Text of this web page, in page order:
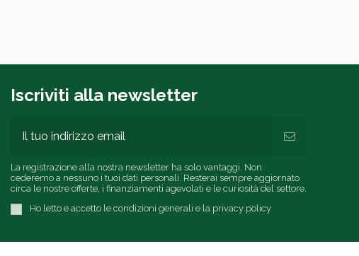
Iscriviti alla newsletter
La registrazione alla nostra newsletter ha solo vantaggi. Non
cederemo a nessuno i tuoi dati personali. Resterai sempre aggiornato
circa le nostre offerte, i finanziamenti agevolati e le curiosità del settore.
Ho letto e accetto le condizioni generali e la privacy policy